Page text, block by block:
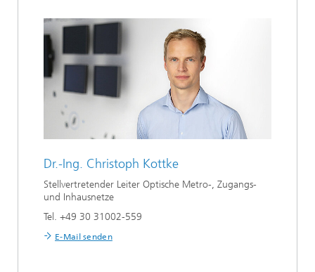
Dr.-Ing. Christoph Kottke
Stellvertretender Leiter Optische Metro-, Zugangs-
und Inhausnetze
Tel. +49 30 31002-559
E-Mail senden